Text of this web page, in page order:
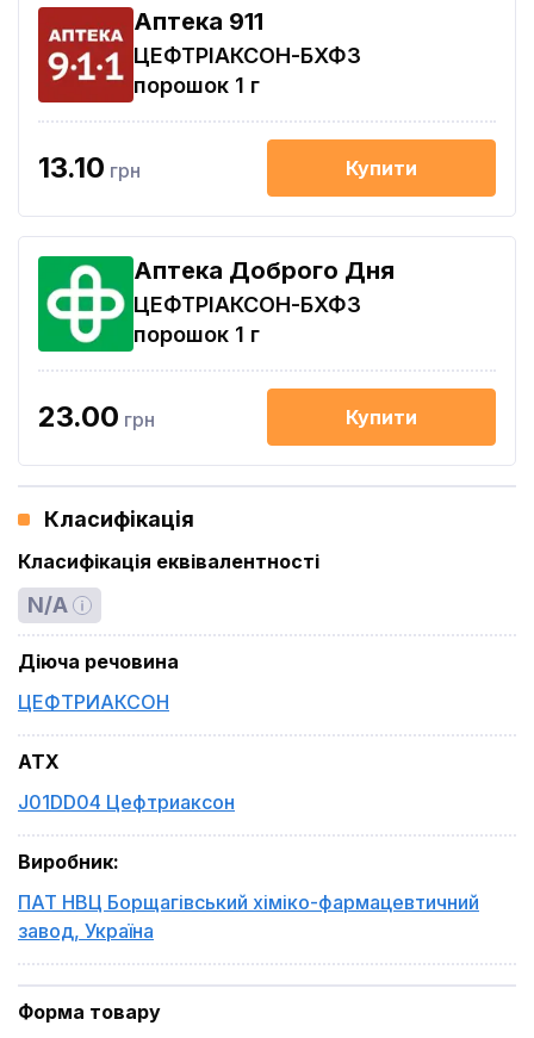
Aптека 911
ЦЕФТРІАКСОН-БХФЗ
порошок 1 г
13.10 грн Купити
Аптека Доброго Дня
ЦЕФТРІАКСОН-БХФЗ
порошок 1 г
23.00 грн Купити
Класифікація
Класифікація еквівалентності
N/A
Діюча речовина
ЦЕФТРИАКСОН
ATX
J01DD04 Цефтриаксон
Виробник:
ПАТ НВЦ Борщагівський хіміко-фармацевтичний
завод, Україна
Форма товару